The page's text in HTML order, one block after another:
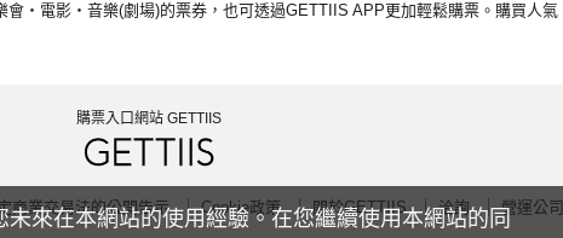
來在本網站的使用經驗。在您繼續使用本網站的同
・電影・音樂(劇場)的票券，也可透過GETTIIS APP更加輕鬆購票。購買人氣
購票入口網站 GETTIIS
商業交易法的公開告示 Cookie政策 關於GETTIIS 洽詢 營運公司